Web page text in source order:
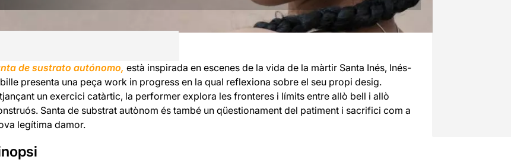
de sustrato autónomo, està inspirada en escenes de la vida de la màrtir Santa Inés, Inés-
presenta una peça work in progress en la qual reflexiona sobre el seu propi desig.
un exercici catàrtic, la performer explora les fronteres i límits entre allò bell i allò
Santa de substrat autònom és també un qüestionament del patiment i sacrifici com a
legítima damor.